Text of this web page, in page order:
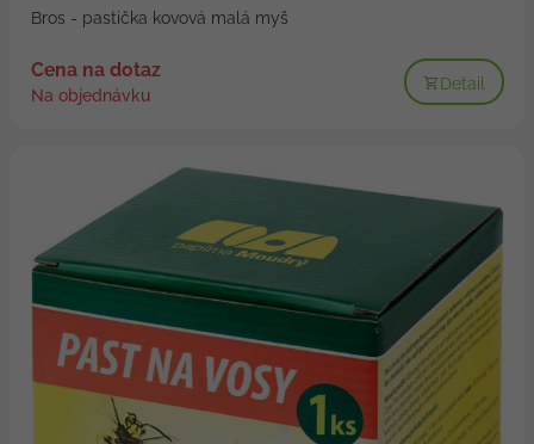
Bros - pastička kovová malá myš
Cena na dotaz
Na objednávku
Detail